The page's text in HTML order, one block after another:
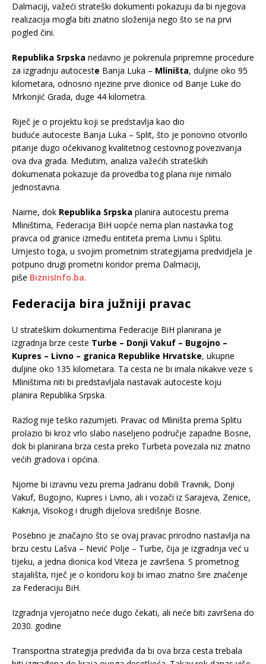
Dalmaciji, važeći strateški dokumenti pokazuju da bi njegova
realizacija mogla biti znatno složenija nego što se na prvi
pogled čini.
Republika Srpska nedavno je pokrenula pripremne procedure
za izgradnju autoceste Banja Luka – Mliništa, duljine oko 95
kilometara, odnosno njezine prve dionice od Banje Luke do
Mrkonjić Grada, duge 44 kilometra.
Riječ je o projektu koji se predstavlja kao dio
buduće autoceste Banja Luka – Split, što je ponovno otvorilo
pitanje dugo očekivanog kvalitetnog cestovnog povezivanja
ova dva grada. Međutim, analiza važećih strateških
dokumenata pokazuje da provedba tog plana nije nimalo
jednostavna.
Naime, dok Republika Srpska planira autocestu prema
Mliništima, Federacija BiH uopće nema plan nastavka tog
pravca od granice između entiteta prema Livnu i Splitu.
Umjesto toga, u svojim prometnim strategijama predvidjela je
potpuno drugi prometni koridor prema Dalmaciji,
piše BiznisInfo.ba.
Federacija bira južniji pravac
U strateškim dokumentima Federacije BiH planirana je
izgradnja brze ceste Turbe – Donji Vakuf – Bugojno –
Kupres – Livno – granica Republike Hrvatske, ukupne
duljine oko 135 kilometara. Ta cesta ne bi imala nikakve veze s
Mliništima niti bi predstavljala nastavak autoceste koju
planira Republika Srpska.
Razlog nije teško razumjeti. Pravac od Mliništa prema Splitu
prolazio bi kroz vrlo slabo naseljeno područje zapadne Bosne,
dok bi planirana brza cesta preko Turbeta povezala niz znatno
većih gradova i općina.
Njome bi izravnu vezu prema Jadranu dobili Travnik, Donji
Vakuf, Bugojno, Kupres i Livno, ali i vozači iz Sarajeva, Zenice,
Kaknja, Visokog i drugih dijelova središnje Bosne.
Posebno je značajno što se ovaj pravac prirodno nastavlja na
brzu cestu Lašva – Nević Polje – Turbe, čija je izgradnja već u
tijeku, a jedna dionica kod Viteza je završena. S prometnog
stajališta, riječ je o koridoru koji bi imao znatno šire značenje
za Federaciju BiH.
Izgradnja vjerojatno neće dugo čekati, ali neće biti završena do
2030. godine
Transportna strategija predviđa da bi ova brza cesta trebala